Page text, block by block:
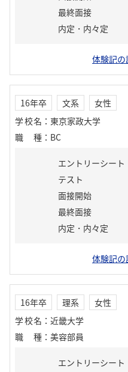
最終面接
内定・内々定
体験記の
16年卒 文系
女性
学校名 ： 東京家政大学
職種 ： BC
エントリーシート
テスト
面接開始
最終面接
内定・内々定
体験記の
16年卒 理系
女性
学校名 ： 近畿大学
職種 ： 美容部員
エントリーシート